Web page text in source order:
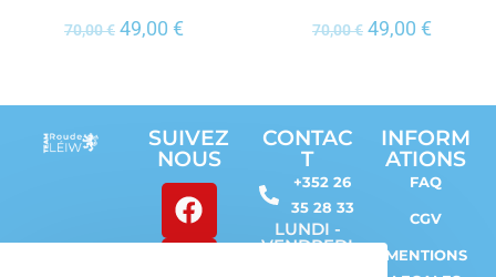
70,00€ 49,00 € 70,00€ 49,00 €
SUIVEZ
NOUS
CONTAC
T
+352 26
35 28 33
LUNDI -
VENDREDI
INFORM
ATIONS
FAQ
CGV
MENTIONS